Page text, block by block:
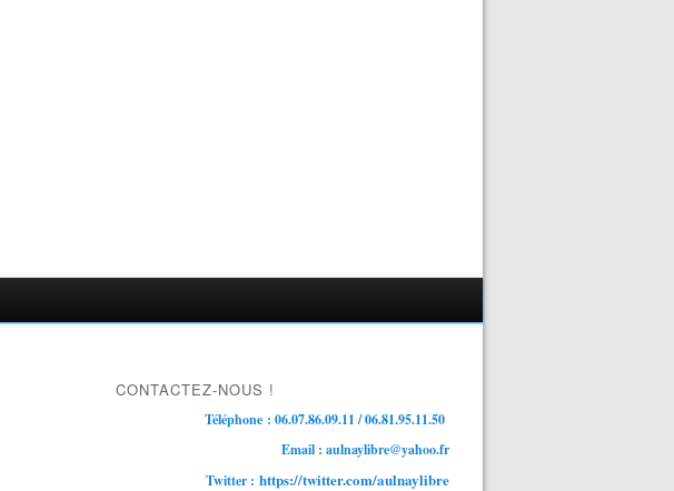
CONTACTEZ-NOUS !
Téléphone : 06.07.86.09.11 / 06.81.95.11.50
Email : aulnaylibre@yahoo.fr
Twitter : https://twitter.com/aulnaylibre